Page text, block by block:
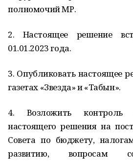
полномочий МР.
2. Настоящее решение
01.01.2023 года.
3. Опубликовать настоящее
газетах «Звезда» и «Табын».
4. Возложить контроль
настоящего решения на
Совета по бюджету,
развитию, вопросам